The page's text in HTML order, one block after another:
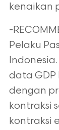
kenaikan
-
Pelaku
data GDP
dengan
kontraksi
kontraksi